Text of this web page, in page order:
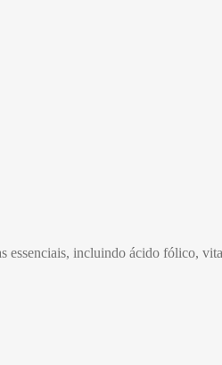
essenciais, incluindo ácido fólico,